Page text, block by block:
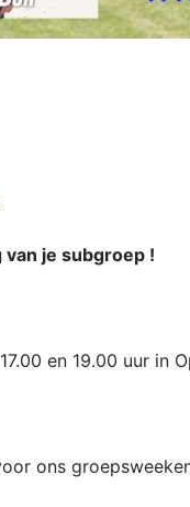
je subgroep !
en 19.00 uur
ons